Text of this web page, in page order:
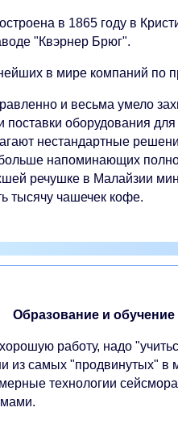
в 1865 году в
"Квэрнер Брюг".
в мире компаний по
и весьма умело
поставки оборудования
нестандартные
напоминающих
речушке в Малайзии
тысячу чашечек кофе.
Образование и обучение
работу, надо
из самых "продвинутых" в
технологии